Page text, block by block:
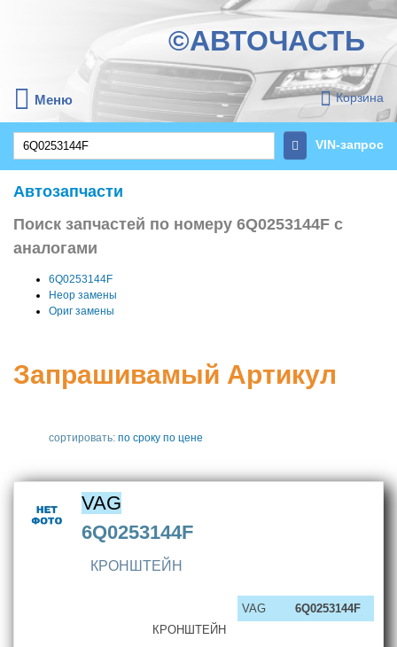
©АВТОЧАСТЬ
Меню Корзина
VIN-запрос
Автозапчасти
Поиск запчастей по номеру 6Q0253144F с
аналогами
6Q0253144F
Неор замены
Ориг замены
Запрашивамый Артикул
сортировать: по сроку по цене
VAG
6Q0253144F
КРОНШТЕЙН
VAG
6Q0253144F
КРОНШТЕЙН